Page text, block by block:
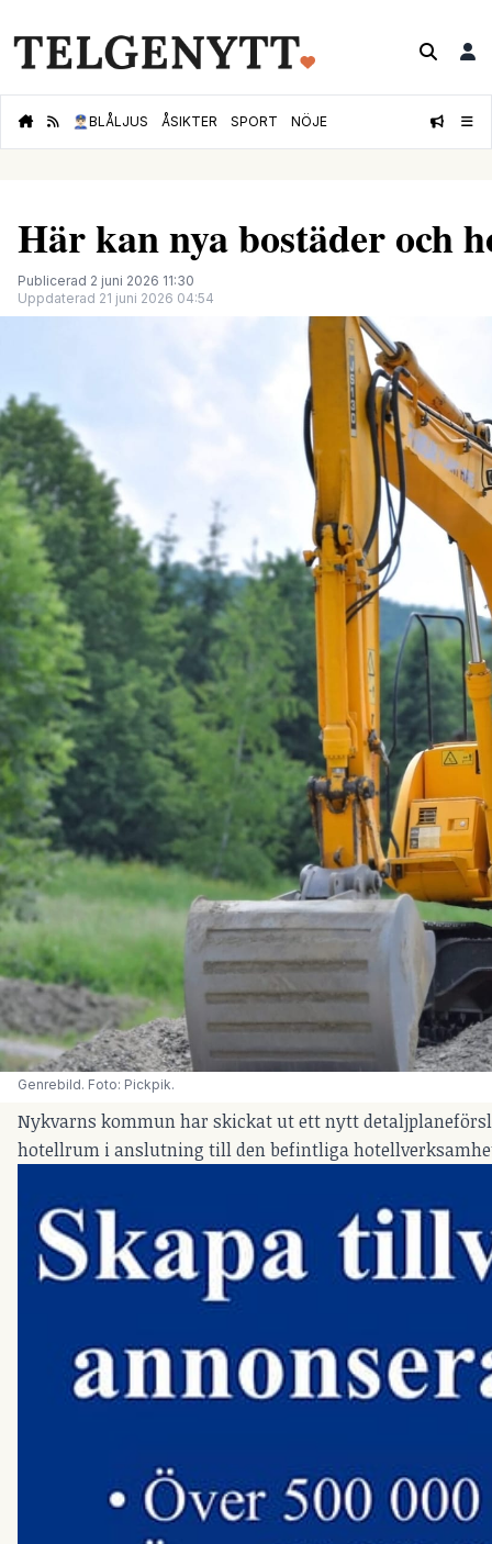
👮🏻‍♂️BLÅLJUS ÅSIKTER SPORT NÖJE
Här kan nya bostäder och
Publicerad 2 juni 2026 11:30
Uppdaterad 21 juni 2026 04:54
Genrebild. Foto: Pickpik.
Nykvarns kommun har skickat ut ett nytt
hotellrum i anslutning till den befintliga